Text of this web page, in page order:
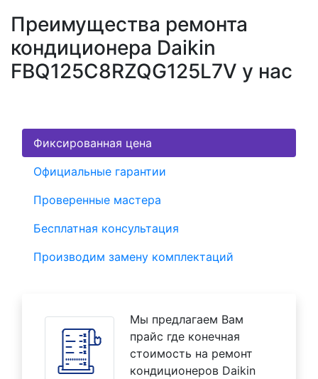
Преимущества ремонта
кондиционера Daikin
FBQ125C8RZQG125L7V у нас
Фиксированная цена
Официальные гарантии
Проверенные мастера
Бесплатная консультация
Производим замену комплектаций
Мы предлагаем Вам
прайс где конечная
стоимость на ремонт
кондиционеров Daikin